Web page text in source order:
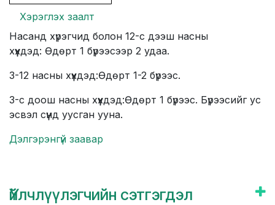
Хэрэглэх заалт
Насанд хүрэгчид болон 12-с дээш насны
хүүхдэд: Өдөрт 1 бүрээсээр 2 удаа.
3-12 насны хүүхдэд:Өдөрт 1-2 бүрээс.
3-с доош насны хүүхдэд:Өдөрт 1 бүрээс. Бүрээсийг ус
эсвэл сүүнд уусган ууна.
Дэлгэрэнгүй заавар
Үйлчлүүлэгчийн сэтгэгдэл